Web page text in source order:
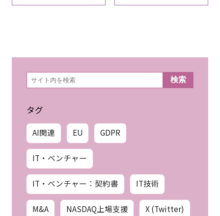
検
索 検索
タグ
AI関連 EU GDPR
IT・ベンチャー
IT・ベンチャー：契約書 IT技術
M&A NASDAQ上場支援 X (Twitter)